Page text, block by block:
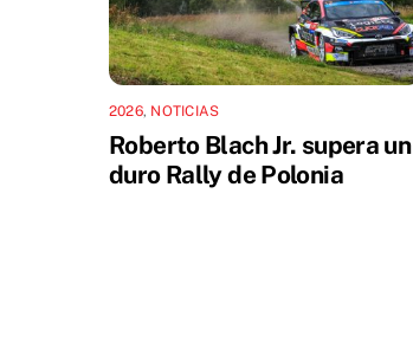
2026, NOTICIAS
Roberto Blach Jr. supera un
duro Rally de Polonia